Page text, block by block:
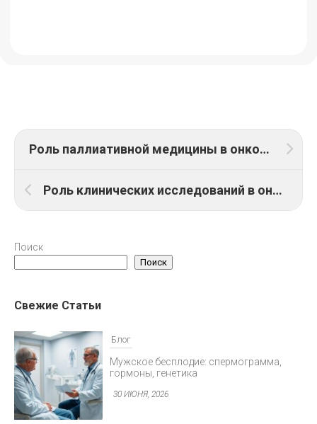
Роль паллиативной медицины в онкологических стационарах
Роль клинических исследований в онкологических стационарах
Поиск
Поиск
Свежие Статьи
Блог
Мужское бесплодие: спермограмма,
гормоны, генетика
30 ИЮНЯ, 2026